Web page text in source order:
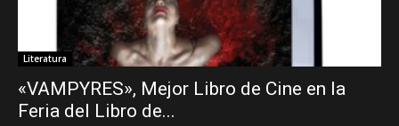
Literatura
«VAMPYRES», Mejor Libro de Cine en la
Feria del Libro de...